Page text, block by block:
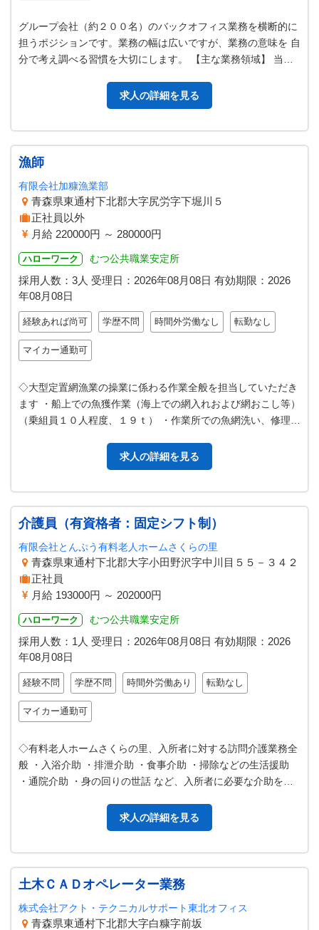
グループ会社（約２００名）のバックオフィス業務を横断的に
担うポジションです。業務の幅は広いですが、業務の意味を 自
分で考え調べる習慣を大切にします。 【主な業務領域】 当社
求人の詳細を見る
漁師
有限会社加糠漁業部
青森県東通村下北郡大字尻労字下堀川５
正社員以外
月給 220000円 ～ 280000円
ハローワーク むつ公共職業安定所
採用人数：3人 受理日： 2026年08月08日 有効期限： 2026
年08月08日
経験あれば尚可 学歴不問 時間外労働なし 転勤なし
マイカー通勤可
◇大型定置網漁業の操業に係わる作業全般を担当していただき
ます ・船上での魚獲作業（海上での網入れおよび網おこし等）
（乗組員１０人程度、１９ｔ） ・作業所での魚網洗い、修理
求人の詳細を見る
介護員（有資格者：固定シフト制）
有限会社とんぷう有料老人ホームさくらの里
青森県東通村下北郡大字小田野沢字中川目５５－３４２
正社員
月給 193000円 ～ 202000円
ハローワーク むつ公共職業安定所
採用人数：1人 受理日： 2026年08月08日 有効期限： 2026
年08月08日
経験不問 学歴不問 時間外労働あり 転勤なし
マイカー通勤可
◇有料老人ホームさくらの里、入所者に対する訪問介護業務全
般 ・入浴介助 ・排泄介助 ・食事介助 ・掃除などの生活援助
・通院介助 ・身の回りの世話 など、入所者に必要な介助を行
求人の詳細を見る
土木ＣＡＤオペレーター業務
株式会社アクト・テクニカルサポート東北オフィス
青森県東通村下北郡大字白糠字前坂